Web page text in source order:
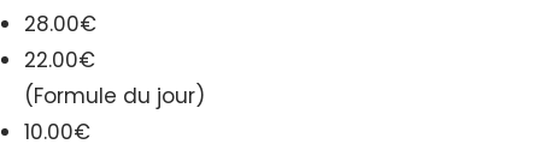
28.00€
22.00€
(Formule du jour)
10.00€